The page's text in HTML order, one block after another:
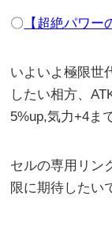
〇 【超絶パワ
いよいよ極限世
したい相方、
5%up,気力+4ま
セルの専用リン
限に期待したい